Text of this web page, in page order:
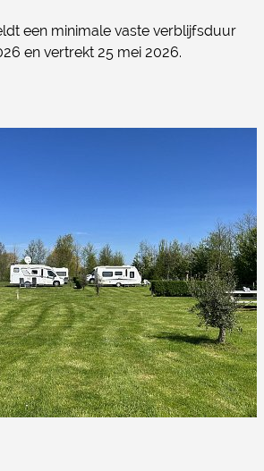
een minimale vaste verblijfsduur
en vertrekt 25 mei 2026.